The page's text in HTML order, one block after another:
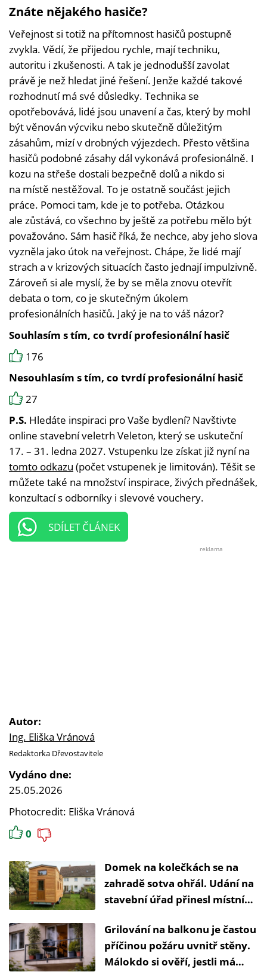
Znáte nějakého hasiče?
Veřejnost si totiž na přítomnost hasičů postupně
zvykla. Vědí, že přijedou rychle, mají techniku,
autoritu i zkušenosti. A tak je jednodušší zavolat
právě je než hledat jiné řešení. Jenže každé takové
rozhodnutí má své důsledky. Technika se
opotřebovává, lidé jsou unavení a čas, který by mohl
být věnován výcviku nebo skutečně důležitým
zásahům, mizí v drobných výjezdech. Přesto většina
hasičů podobné zásahy dál vykonává profesionálně. I
kozu na střeše dostali bezpečně dolů a nikdo si
na místě nestěžoval. To je ostatně součást jejich
práce. Pomoci tam, kde je to potřeba. Otázkou
ale zůstává, co všechno by ještě za potřebu mělo být
považováno. Sám hasič říká, že nechce, aby jeho slova
vyzněla jako útok na veřejnost. Chápe, že lidé mají
strach a v krizových situacích často jednají impulzivně.
Zároveň si ale myslí, že by se měla znovu otevřít
debata o tom, co je skutečným úkolem
profesionálních hasičů. Jaký je na to váš názor?
Souhlasím s tím, co tvrdí profesionální hasič
176
Nesouhlasím s tím, co tvrdí profesionální hasič
27
P.S. Hledáte inspiraci pro Vaše bydlení? Navštivte
online stavební veletrh Veleton, který se uskuteční
17. – 31. ledna 2027. Vstupenku lze získat již nyní na
tomto odkazu (počet vstupenek je limitován). Těšit se
můžete také na množství inspirace, živých přednášek,
konzultací s odborníky i slevové vouchery.
SDÍLET ČLÁNEK
reklama
Autor:
Ing. Eliška Vránová
Redaktorka Dřevostavitele
Vydáno dne:
25.05.2026
Photocredit: Eliška Vránová
0
Domek na kolečkách se na
zahradě sotva ohřál. Udání na
stavební úřad přinesl místní
Grilování na balkonu je častou
příčinou požáru uvnitř stěny.
Málokdo si ověří, jestli má